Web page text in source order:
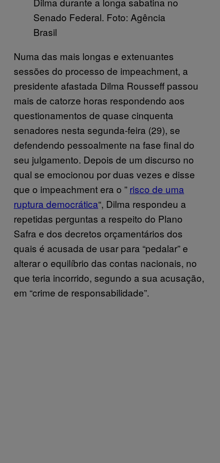
Senado Federal. Foto: Agência
Brasil
Numa das mais longas e extenuantes
sessões do processo de impeachment, a
presidente afastada Dilma Rousseff passou
mais de catorze horas respondendo aos
questionamentos de quase cinquenta
senadores nesta segunda-feira (29), se
defendendo pessoalmente na fase final do
seu julgamento. Depois de um discurso no
qual se emocionou por duas vezes e disse
que o impeachment era o ” risco de uma
ruptura democrática“, Dilma respondeu a
repetidas perguntas a respeito do Plano
Safra e dos decretos orçamentários dos
quais é acusada de usar para “pedalar” e
alterar o equilíbrio das contas nacionais, no
que teria incorrido, segundo a sua acusação,
em “crime de responsabilidade”.